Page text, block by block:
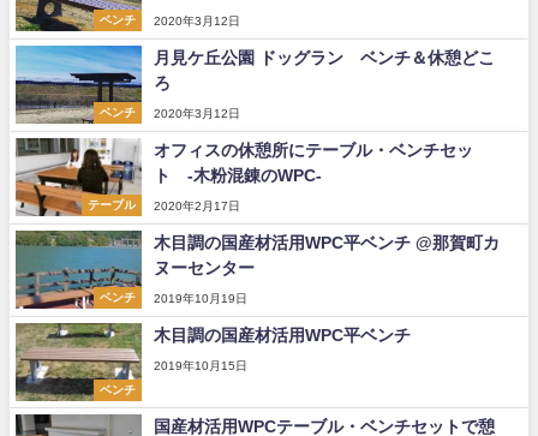
ベンチ 2020年3月12日
ベンチ
月見ケ丘公園 ドッグラン ベンチ＆休憩どこ
ろ
2020年3月12日
テーブル
オフィスの休憩所にテーブル・ベンチセッ
ト -木粉混錬のWPC-
2020年2月17日
ベンチ
木目調の国産材活用WPC平ベンチ @那賀町カ
ヌーセンター
2019年10月19日
ベンチ
木目調の国産材活用WPC平ベンチ
2019年10月15日
国産材活用WPCテーブル・ベンチセットで憩